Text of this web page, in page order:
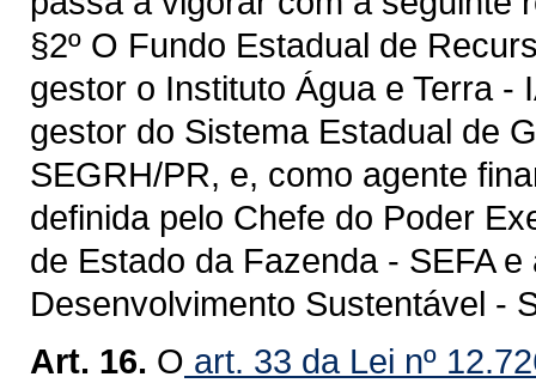
§2º O Fundo Estadual de
gestor o Instituto Água e Terra -
gestor do Sistema Estadual de
SEGRH/PR, e, como agente
definida pelo Chefe do Poder
de Estado da Fazenda - SEFA
Desenvolvimento Sustentável -
Art. 16. O art. 33 da Lei nº